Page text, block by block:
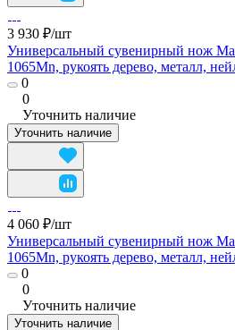
3 930 ₽/шт
Универсальный сувенирный нож
1065Mn, рукоять дерево, металл,
0
0
Уточнить наличие
Уточнить наличие
4 060 ₽/шт
Универсальный сувенирный нож
1065Mn, рукоять дерево, металл,
0
0
Уточнить наличие
Уточнить наличие